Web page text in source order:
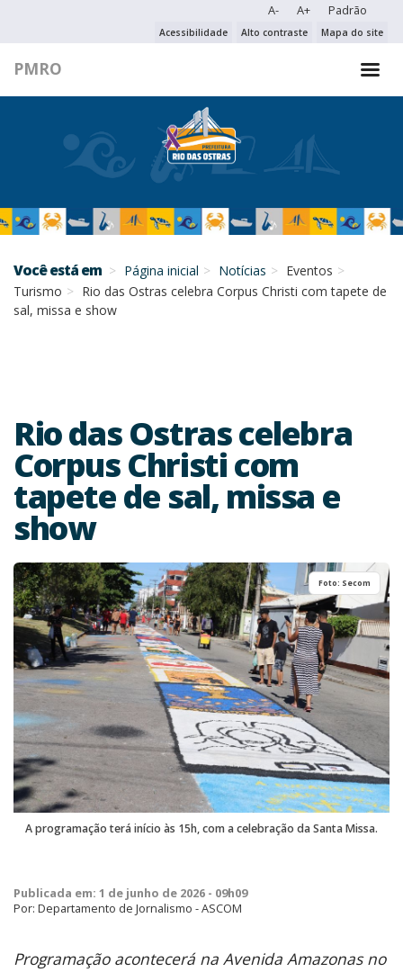
A- A+ Padrão
Acessibilidade Alto contraste Mapa do site
PMRO
PESQUISAR NO PORTAL
PESQUISAR
Você está em Página inicial Notícias
Eventos
Turismo
Rio das Ostras celebra Corpus Christi com tapete de
sal, missa e show
Rio das Ostras celebra
Corpus Christi com
tapete de sal, missa e
show
Foto: Secom
A programação terá início às 15h, com a celebração da Santa Missa.
Publicada em: 1 de junho de 2026 - 09h09
Por: Departamento de Jornalismo - ASCOM
Programação acontecerá na Avenida Amazonas no